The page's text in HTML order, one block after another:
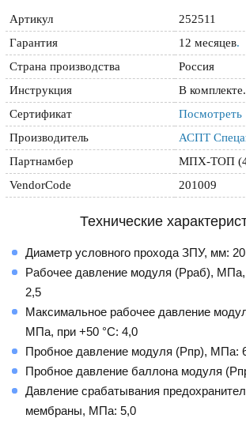
Артикул
252511
Гарантия
12 месяцев.
Страна производства
Россия
Инструкция
В комплекте.
Сертификат
Посмотреть
Производитель
АСПТ
Партнамбер
МПХ-ТОП
VendorCode
201009
Технические
Диаметр условного прохода ЗПУ, мм:
Рабочее давление модуля (Рраб), МПа,
2,5
Максимальное рабочее давление
МПа, при +50 °С: 4,0
Пробное давление модуля (Рпр), МПа:
Пробное давление баллона модуля
Давление срабатывания
мембраны, МПа: 5,0